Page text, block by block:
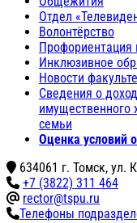
Отдел
Волонтёрство
Профориентация
Инклюзивное
Новости
Сведения о
имущественного
семьи
Оценка условий
634061 г. Томск, ул.
+7 (3822) 311 464
rector@tspu.ru
Телефоны